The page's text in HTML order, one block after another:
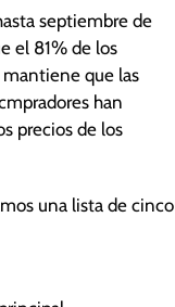
entre todos
la comida
noche.
septiembre de
el 81% de los
mantiene que las
han
precios de los
una lista de cinco